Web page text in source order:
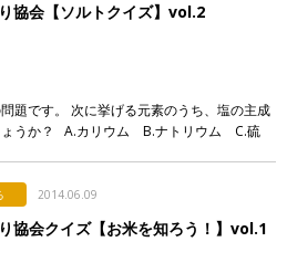
協会【ソルトクイズ】vol.2
題です。 次に挙げる元素のうち、塩の主成
ょうか？ A.カリウム B.ナトリウム C.硫
2014.06.09
協会クイズ【お米を知ろう！】vol.1